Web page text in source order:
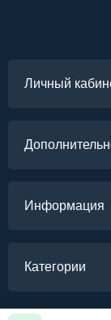
Личный
Информация
Категории